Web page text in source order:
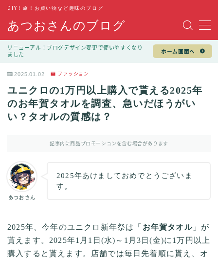
あつおさんのブログ
DIY！旅！お買い物など趣味のブログ
MENU
旅行
キャンプ
100均
ファッション
リニューアル！ブログデザイン変更で使いやすくなり
ました
ホーム画面へ
2025.01.02 ファッション
ユニクロの1万円以上購入で貰える2025年
のお年賀タオルを調査、急いだほうがい
い？タオルの質感は？
記事内に商品プロモーションを含む場合があります
あつおさん
2025年あけましておめでとうございま
す。
2025年、今年のユニクロ新年祭は「 お年賀タオル」が
貰えます。2025年1月1日(水)～1月3日(金)に1万円以上
購入すると貰えます。店舗では毎日先着順に貰え、オ